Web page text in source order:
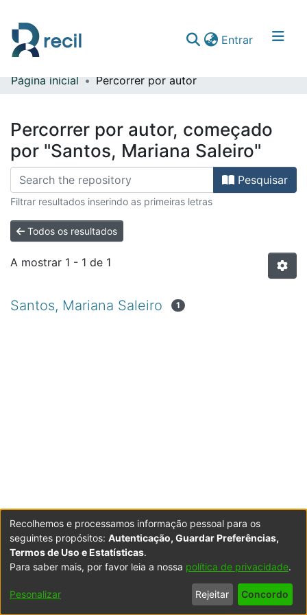
Entrar(current)
Comunidades & Coleções
Página inicial Percorrer por autor
Percorrer por autor, começado
por "Santos, Mariana Saleiro"
Pesquisar
Filtrar resultados inserindo as primeiras letras
Todos os resultados
A mostrar 1 - 1 de 1
Santos, Mariana Saleiro 1
Powered by DSpace Copyright © 2003-2026LYRASIS
Configurações
Política de
Privacidade
Termos
de Uso
Contacte-
nos
Recolhemos e processamos informação pessoal para os
seguintes propósitos: Autenticação, Guardar Preferências,
Termos de Uso e Estatísticas.
Para saber mais, por favor leia a nossa política de privacidade.
Pesonalizar Rejeitar Concordo